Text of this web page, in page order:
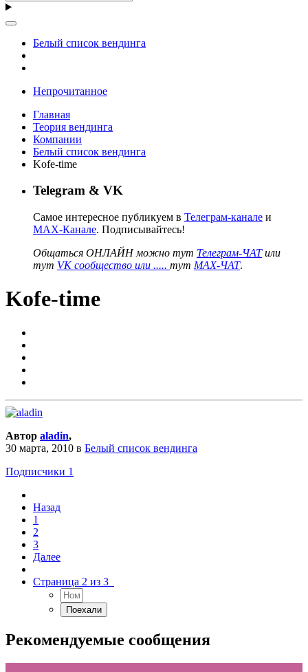
Белый список вендинга
Непрочитанное
Главная
Теория вендинга
Компании
Белый список вендинга
Kofe-time
Telegram & VK
Самое интересное публикуем в Телеграм-канале и
MAX-Канале. Подписывайтесь!
Общаться ОНЛАЙН можно тут Телеграм-ЧАТили
тут VK сообщество или ..... тут MAX-ЧАТ.
Kofe-time
Автор aladin,
30 марта, 2010 в Белый список вендинга
Подписчики 1
Назад
1
2
3
Далее
Страница 2 из 3
Рекомендуемые сообщения